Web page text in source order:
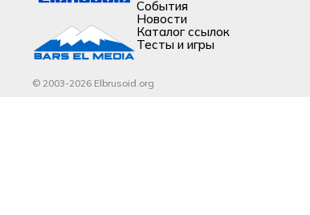
События
Новости
Каталог ссылок
Тесты и игры
© 2003-2026 Elbrusoid.org